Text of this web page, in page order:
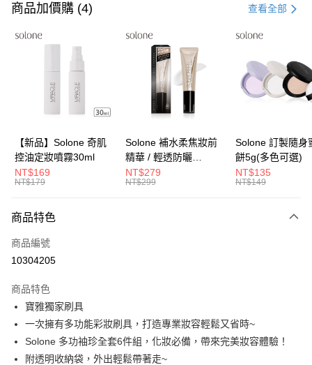
信用卡一次付款
超商取貨付款
Apple Pay
悠遊付
Google Pay
全盈+PAY
大哥付你分期
【大哥付你分期使用說明】
1.本服務由台灣大哥大提供，台灣大哥大用戶可立即使用無須另外申請。
流程，驗證手機門號後，選擇欲分期的期數、繳款截止日，確認付款後即完
成交易。
3.實際核准額度、可分期數及費用金額請依後續交易確認頁面所載為準。
4.訂單成立30分鐘內，如未前往確認交易或遇審核未通過，訂單將自動取
法說明評估內容。
【繳款方式說明】
AFTEE先享後付
【關於「AFTEE先享後付」】
AFTEE先享後付是「在收到商品之後才付款」的支付方式。 讓您購物簡單
便利好安心！
１．簡單：不需註冊會員、不需綁卡、不需儲值。
２．便利：只要手機號碼，簡訊認證，即可結帳。
３．安心：先確認商品／服務後，再付款。
ATM付款
全家付款取貨
商品加價購 (4) 查看全部
【新品】Solone 奇肌
控油定妝噴霧30ml
NT$169
NT$179
Solone 補水柔焦妝前
精華 / 輕透防曬
SPF40★★★★(30ml)
NT$279
NT$299
Solone 訂製隨身
餅5g(多色可選)
NT$135
NT$149
商品特色
商品編號
10304205
商品特色
寶雅獨家刷具
一次擁有多功能彩妝刷具，打造專業妝容輕鬆又省時~
Solone 多功袖珍全套6件組，化妝必備，帶來完美妝容體驗！
附透明收納袋，外出輕鬆帶著走~